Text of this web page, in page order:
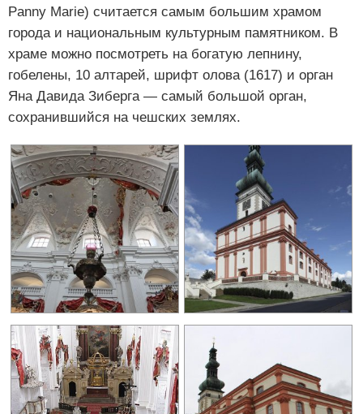
Panny Marie) считается самым большим храмом
города и национальным культурным памятником. В
храме можно посмотреть на богатую лепнину,
гобелены, 10 алтарей, шрифт олова (1617) и орган
Яна Давида Зиберга — самый большой орган,
сохранившийся на чешских землях.